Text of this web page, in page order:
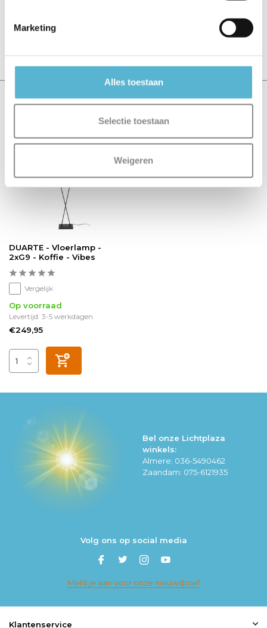
Marketing
Alles toestaan
Selectie toestaan
Weigeren
Recent bekeken
DUARTE - Vloerlamp -
2xG9 - Koffie - Vibes
Vergelijk
Op voorraad
Levertijd: 3-5 werkdagen
€249,95
Bel onze Lichtplaza
winkels:
Almere: 036-5490462
Zaandam: 075-6121935
Volg ons op social media
Meld je aan voor onze nieuwsbrief
Klantenservice